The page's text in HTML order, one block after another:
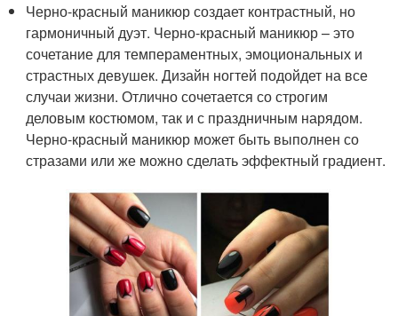
Черно-красный маникюр создает контрастный, но
гармоничный дуэт. Черно-красный маникюр – это
сочетание для темпераментных, эмоциональных и
страстных девушек. Дизайн ногтей подойдет на все
случаи жизни. Отлично сочетается со строгим
деловым костюмом, так и с праздничным нарядом.
Черно-красный маникюр может быть выполнен со
стразами или же можно сделать эффектный градиент.